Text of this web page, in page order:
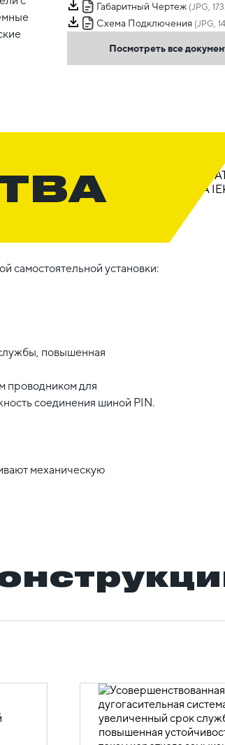
Габаритный Чертеж (JPG,
Схема Подключения (JPG,
Посмотреть все
самостоятельной установки:
повышенная
проводником для
соединения шиной PIN.
механическую